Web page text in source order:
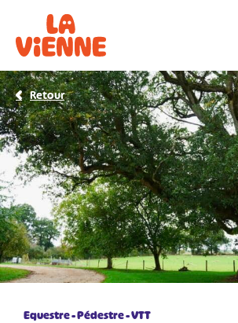
Equestre Pédestre VTT
Retour